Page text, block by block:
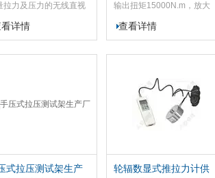
拉力及压力的无线直视
仪器。此款直视测力计
置我公180仪表，带
详情
输出扭矩15000N.m，放大
倍数为28倍。本款扭矩扳手
倍增器使操作人员用小力获
查看详情
式拉压测试架生产
轮辐数显式推拉力计供